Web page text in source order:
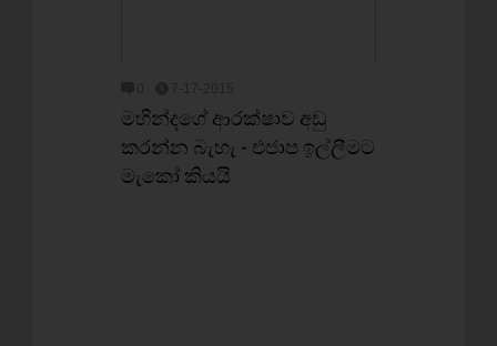
මහින්දගේ ආරක්ෂාව අඩු
කරන්න බැහැ - එජාප ඉල්ලීමට
මැකෝ කියයි